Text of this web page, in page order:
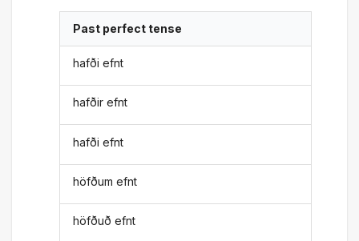
Past perfect tense
hafði efnt
hafðir efnt
hafði efnt
höfðum efnt
höfðuð efnt